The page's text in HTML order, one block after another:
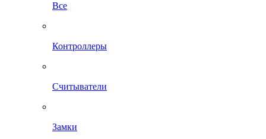
Все
Контроллеры
Считыватели
Замки